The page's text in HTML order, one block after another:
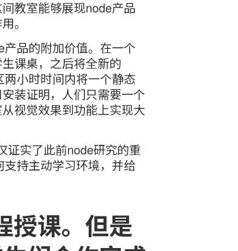
教室能够展现node产品
。
品的附加价值。在一个
课桌，之后将全新的
小时时间内将一个静态
装证明，人们只需要一个
视觉效果到功能上实现大
证实了此前node研究的重
持主动学习环境，并给
授课。但是